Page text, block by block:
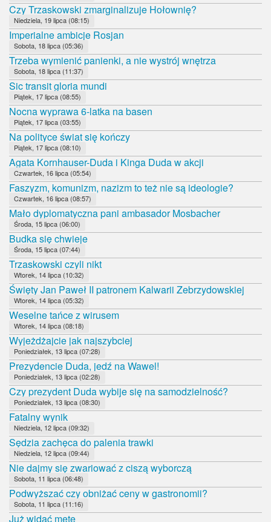
Czy Trzaskowski zmarginalizuje Hołownię?
Niedziela, 19 lipca (08:15)
Imperialne ambicje Rosjan
Sobota, 18 lipca (05:36)
Trzeba wymienić panienki, a nie wystrój wnętrza
Sobota, 18 lipca (11:37)
Sic transit gloria mundi
Piątek, 17 lipca (08:55)
Nocna wyprawa 6-latka na basen
Piątek, 17 lipca (03:55)
Na polityce świat się kończy
Piątek, 17 lipca (08:10)
Agata Kornhauser-Duda i Kinga Duda w akcji
Czwartek, 16 lipca (05:54)
Faszyzm, komunizm, nazizm to też nie są ideologie?
Czwartek, 16 lipca (08:57)
Mało dyplomatyczna pani ambasador Mosbacher
Środa, 15 lipca (06:00)
Budka się chwieje
Środa, 15 lipca (07:44)
Trzaskowski czyli nikt
Wtorek, 14 lipca (10:32)
Święty Jan Paweł II patronem Kalwarii Zebrzydowskiej
Wtorek, 14 lipca (05:32)
Weselne tańce z wirusem
Wtorek, 14 lipca (08:18)
Wyjeżdżajcie jak najszybciej
Poniedziałek, 13 lipca (07:28)
Prezydencie Duda, jedź na Wawel!
Poniedziałek, 13 lipca (02:28)
Czy prezydent Duda wybije się na samodzielność?
Poniedziałek, 13 lipca (08:30)
Fatalny wynik
Niedziela, 12 lipca (09:32)
Sędzia zachęca do palenia trawki
Niedziela, 12 lipca (09:44)
Nie dajmy się zwariować z ciszą wyborczą
Sobota, 11 lipca (06:48)
Podwyższać czy obniżać ceny w gastronomii?
Sobota, 11 lipca (11:16)
Już widać metę